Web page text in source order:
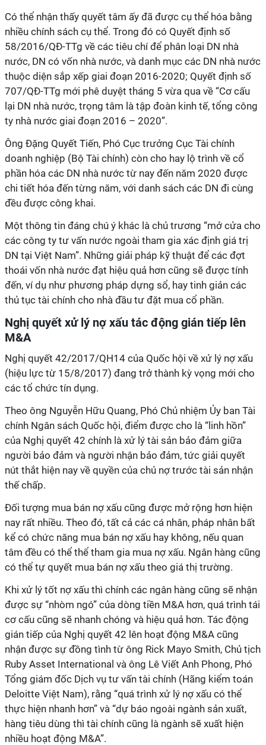
Có thể nhận thấy quyết tâm ấy đã được cụ thể hóa bằng
nhiều chính sách cụ thể. Trong đó có Quyết định số
58/2016/QĐ-TTg về các tiêu chí để phân loại DN nhà
nước, DN có vốn nhà nước, và danh mục các DN nhà nước
thuộc diện sắp xếp giai đoạn 2016-2020; Quyết định số
707/QĐ-TTg mới phê duyệt tháng 5 vừa qua về “Cơ cấu
lại DN nhà nước, trọng tâm là tập đoàn kinh tế, tổng công
ty nhà nước giai đoạn 2016 – 2020”.
Ông Đặng Quyết Tiến, Phó Cục trưởng Cục Tài chính
doanh nghiệp (Bộ Tài chính) còn cho hay lộ trình về cổ
phần hóa các DN nhà nước từ nay đến năm 2020 được
chi tiết hóa đến từng năm, với danh sách các DN đi cùng
đều được công khai.
Một thông tin đáng chú ý khác là chủ trương “mở cửa cho
các công ty tư vấn nước ngoài tham gia xác định giá trị
DN tại Việt Nam”. Những giải pháp kỹ thuật để các đợt
thoái vốn nhà nước đạt hiệu quả hơn cũng sẽ được tính
đến, ví dụ như phương pháp dựng sổ, hay tinh giản các
thủ tục tài chính cho nhà đầu tư đặt mua cổ phần.
Nghị quyết xử lý nợ xấu tác động gián tiếp lên
M&A
Nghị quyết 42/2017/QH14 của Quốc hội về xử lý nợ xấu
(hiệu lực từ 15/8/2017) đang trở thành kỳ vọng mới cho
các tổ chức tín dụng.
Theo ông Nguyễn Hữu Quang, Phó Chủ nhiệm Ủy ban Tài
chính Ngân sách Quốc hội, điểm được cho là “linh hồn”
của Nghị quyết 42 chính là xử lý tài sản bảo đảm giữa
người bảo đảm và người nhận bảo đảm, tức giải quyết
nút thắt hiện nay về quyền của chủ nợ trước tài sản nhận
thế chấp.
Đối tượng mua bán nợ xấu cũng được mở rộng hơn hiện
nay rất nhiều. Theo đó, tất cả các cá nhân, pháp nhân bất
kể có chức năng mua bán nợ xấu hay không, nếu quan
tâm đều có thể thể tham gia mua nợ xấu. Ngân hàng cũng
có thể tự quyết mua bán nợ xấu theo giá thị trường.
Khi xử lý tốt nợ xấu thì chính các ngân hàng cũng sẽ nhận
được sự “nhòm ngó” của dòng tiền M&A hơn, quá trình tái
cơ cấu cũng sẽ nhanh chóng và hiệu quả hơn. Tác động
gián tiếp của Nghị quyết 42 lên hoạt động M&A cũng
nhận được sự đồng tình từ ông Rick Mayo Smith, Chủ tịch
Ruby Asset International và ông Lê Viết Anh Phong, Phó
Tổng giám đốc Dịch vụ tư vấn tài chính (Hãng kiểm toán
Deloitte Việt Nam), rằng “quá trình xử lý nợ xấu có thể
thực hiện nhanh hơn” và “dự báo ngoài ngành sản xuất,
hàng tiêu dùng thì tài chính cũng là ngành sẽ xuất hiện
nhiều hoạt động M&A”.